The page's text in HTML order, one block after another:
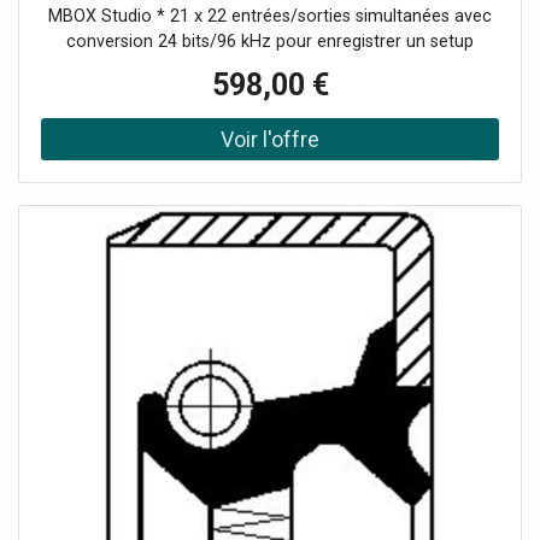
MBOX Studio * 21 x 22 entrées/sorties simultanées avec
conversion 24 bits/96 kHz pour enregistrer un setup
micro/ligne Variable Z + 2 entrées instrument Variable Z
pour adapter l'impédance et optimiser le rendu de chaque
micro ou guitare/basse. * Monitoring avancé : contrôle
Tools Studio Perpetual et MBOX Ignition Pack, avec effets
en temps réel, Loopback, Bluetooth stéréo 2 voies. MBOX
Studio : une interface tout-en-un pensée comme le centre
névralgique du studio Conçue pour rassembler dans un
seul format desktop la connectique, le contrôle et la
souplesse qu'on attend d'un environnement de production
moderne, la MBOX Studio combine des entrées
nombreuses, des options de routage pratiques et une
ergonomie orientée " session ". Elle s'intègre
naturellement au flux de travail Pro Tools grâce à Pro
Tools Studio inclus, tout en restant idéale comme
interface principale pour enregistrer, éditer et mixer au
quotidien. Pour qui : producteurs, musiciens, podcasters et
598,00 €